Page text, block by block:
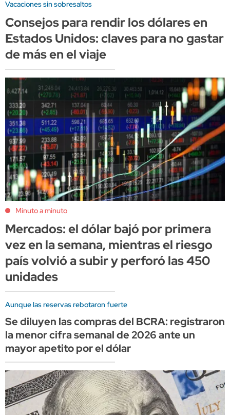
Vacaciones sin sobresaltos
Consejos para rendir los dólares en
Estados Unidos: claves para no gastar
de más en el viaje
Minuto a minuto
Mercados: el dólar bajó por primera
vez en la semana, mientras el riesgo
país volvió a subir y perforó las 450
unidades
Aunque las reservas rebotaron fuerte
Se diluyen las compras del BCRA: registraron
la menor cifra semanal de 2026 ante un
mayor apetito por el dólar